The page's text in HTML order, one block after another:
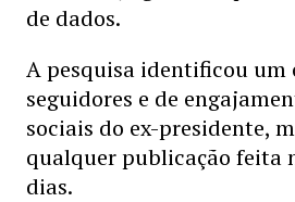
de dados.
A pesquisa identificou um
seguidores e de
sociais do ex-presidente,
qualquer publicação feita
dias.